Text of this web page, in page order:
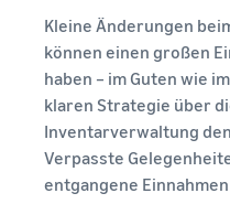
von Verkäufern
Reichweite und Tools
hat Skipper's
hochwertiges,
fischbasiertes
Tierfutter von einer
lokalen Idee in ein
Produkte, erreichen Sie
Millionen von Kunden
Starten Sie mit günstigen
FBA-Tarifen
Verkaufen Sie über die
Grenzen von UK und EU
Erschließen Sie nahtlos
Verkaufsprogramme
erkunden
Verkaufsstrategie mit
verschiedenen
Programmen
leicht gemacht
Tipps zur effektiven
Lagebestandsverwaltung mit
Amazon
Gefragte
Kleine Änderungen
können einen großen
haben – im Guten wie
klaren Strategie über
Inventarverwaltung
Verpasste
entgangene